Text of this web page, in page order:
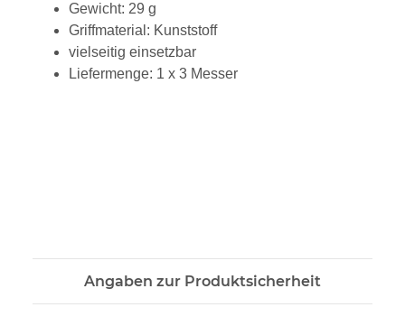
Gewicht: 29 g
Griffmaterial: Kunststoff
vielseitig einsetzbar
Liefermenge: 1 x 3 Messer
Angaben zur Produktsicherheit